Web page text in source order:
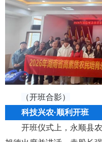
（开班合影）
科技兴农·顺利开班
开班仪式上，永顺县